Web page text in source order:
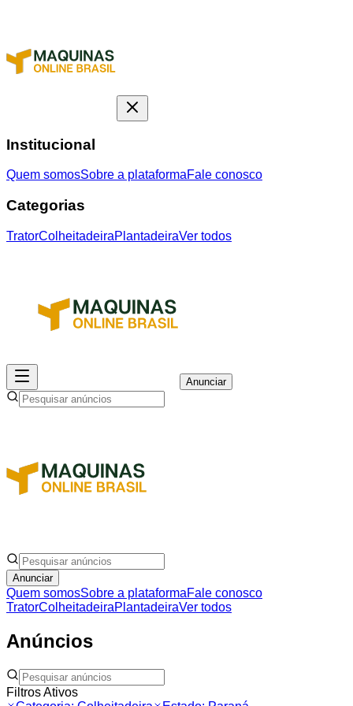
Institucional
Quem somosSobre a plataformaFale conosco
Categorias
TratorColheitadeiraPlantadeiraVer todos
Anunciar
Anunciar
Quem somosSobre a plataformaFale conosco
TratorColheitadeiraPlantadeiraVer todos
Anúncios
Filtros Ativos